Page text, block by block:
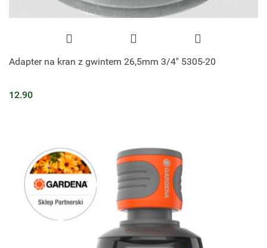
Adapter na kran z gwintem 26,5mm 3/4" 5305-20
12.90